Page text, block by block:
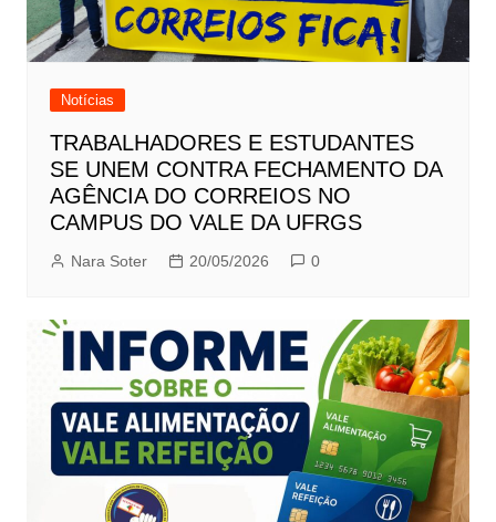
Notícias
TRABALHADORES E ESTUDANTES
SE UNEM CONTRA FECHAMENTO DA
AGÊNCIA DO CORREIOS NO
CAMPUS DO VALE DA UFRGS
Nara Soter 20/05/2026 0